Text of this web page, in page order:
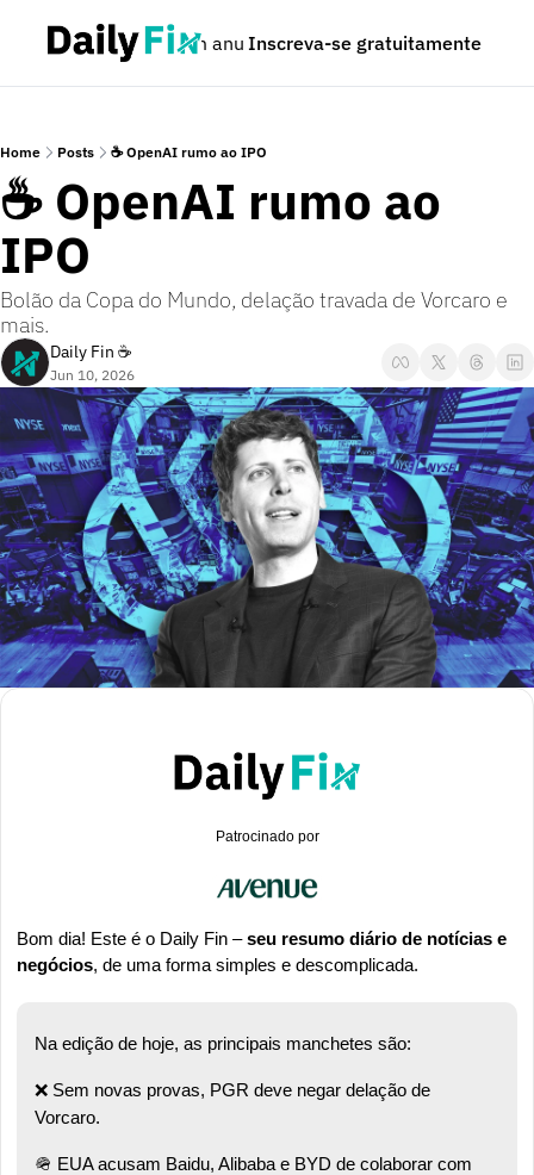
Podcast Seja um anunciante Dúvidas
Inscreva-se gratuitamente
Home Posts ☕ OpenAI rumo ao IPO
☕ OpenAI rumo ao
IPO
Bolão da Copa do Mundo, delação travada de Vorcaro e
mais.
Daily Fin ☕
Jun 10, 2026
Patrocinado por
Bom dia! Este é o Daily Fin – seu resumo diário de notícias e
negócios, de uma forma simples e descomplicada.
Na edição de hoje, as principais manchetes são:
❌ Sem novas provas, PGR deve negar delação de
Vorcaro.
🪖 EUA acusam Baidu, Alibaba e BYD de colaborar com